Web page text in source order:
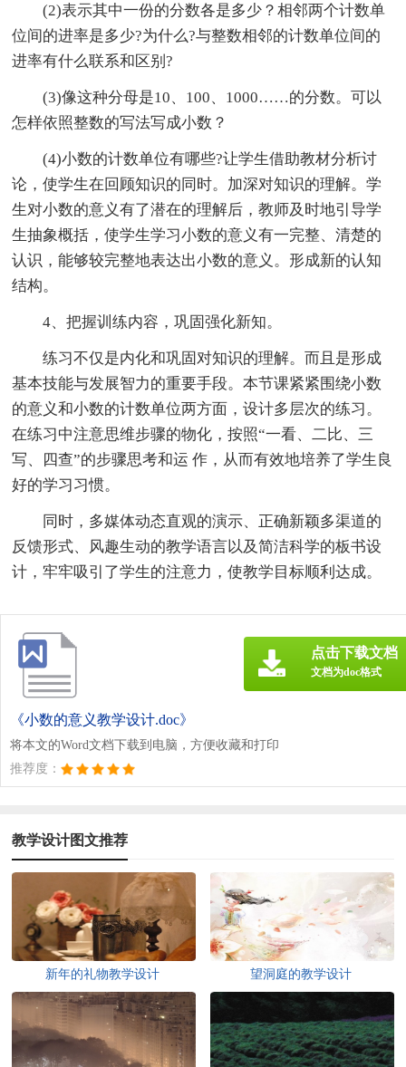
(2)表示其中一份的分数各是多少？相邻两个计数单
位间的进率是多少?为什么?与整数相邻的计数单位间的
进率有什么联系和区别?
(3)像这种分母是10、100、1000……的分数。可以
怎样依照整数的写法写成小数？
(4)小数的计数单位有哪些?让学生借助教材分析讨
论，使学生在回顾知识的同时。加深对知识的理解。学
生对小数的意义有了潜在的理解后，教师及时地引导学
生抽象概括，使学生学习小数的意义有一完整、清楚的
认识，能够较完整地表达出小数的意义。形成新的认知
结构。
4、把握训练内容，巩固强化新知。
练习不仅是内化和巩固对知识的理解。而且是形成
基本技能与发展智力的重要手段。本节课紧紧围绕小数
的意义和小数的计数单位两方面，设计多层次的练习。
在练习中注意思维步骤的物化，按照“一看、二比、三
写、四查”的步骤思考和运 作，从而有效地培养了学生良
好的学习习惯。
同时，多媒体动态直观的演示、正确新颖多渠道的
反馈形式、风趣生动的教学语言以及简洁科学的板书设
计，牢牢吸引了学生的注意力，使教学目标顺利达成。
《小数的意义教学设计.doc》
将本文的Word文档下载到电脑，方便收藏和打印
推荐度：
点击下载文档
文档为doc格式
教学设计图文推荐
新年的礼物教学设计 望洞庭的教学设计